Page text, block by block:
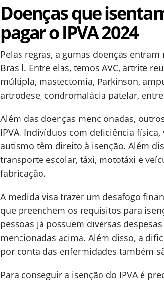
Doenças que
pagar o IPVA 2024
Pelas regras, algumas doenças
Brasil. Entre elas, temos AVC, artrite
múltipla, mastectomia, Parkinson,
artrodese, condromalácia patelar,
Além das doenças mencionadas,
IPVA. Indivíduos com deficiência
autismo têm direito à isenção. Além
transporte escolar, táxi, mototáxi e
fabricação.
A medida visa trazer um desafogo
que preenchem os requisitos para
pessoas já possuem diversas
mencionadas acima. Além disso, a
por conta das enfermidades também
Para conseguir a isenção do IPVA é